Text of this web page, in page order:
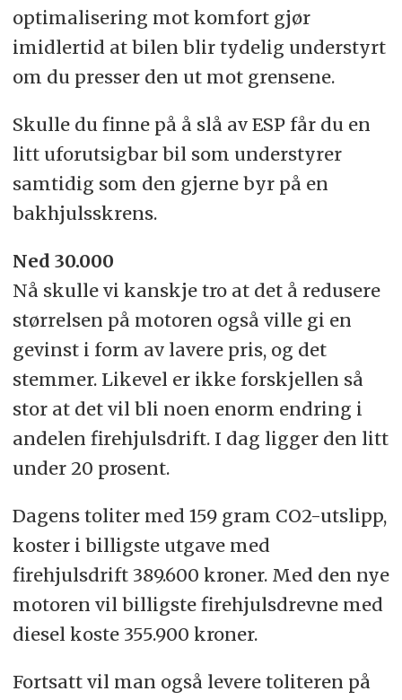
optimalisering mot komfort gjør
imidlertid at bilen blir tydelig understyrt
om du presser den ut mot grensene.
Skulle du finne på å slå av ESP får du en
litt uforutsigbar bil som understyrer
samtidig som den gjerne byr på en
bakhjulsskrens.
Ned 30.000
Nå skulle vi kanskje tro at det å redusere
størrelsen på motoren også ville gi en
gevinst i form av lavere pris, og det
stemmer. Likevel er ikke forskjellen så
stor at det vil bli noen enorm endring i
andelen firehjulsdrift. I dag ligger den litt
under 20 prosent.
Dagens toliter med 159 gram CO2-utslipp,
koster i billigste utgave med
firehjulsdrift 389.600 kroner. Med den nye
motoren vil billigste firehjulsdrevne med
diesel koste 355.900 kroner.
Fortsatt vil man også levere toliteren på